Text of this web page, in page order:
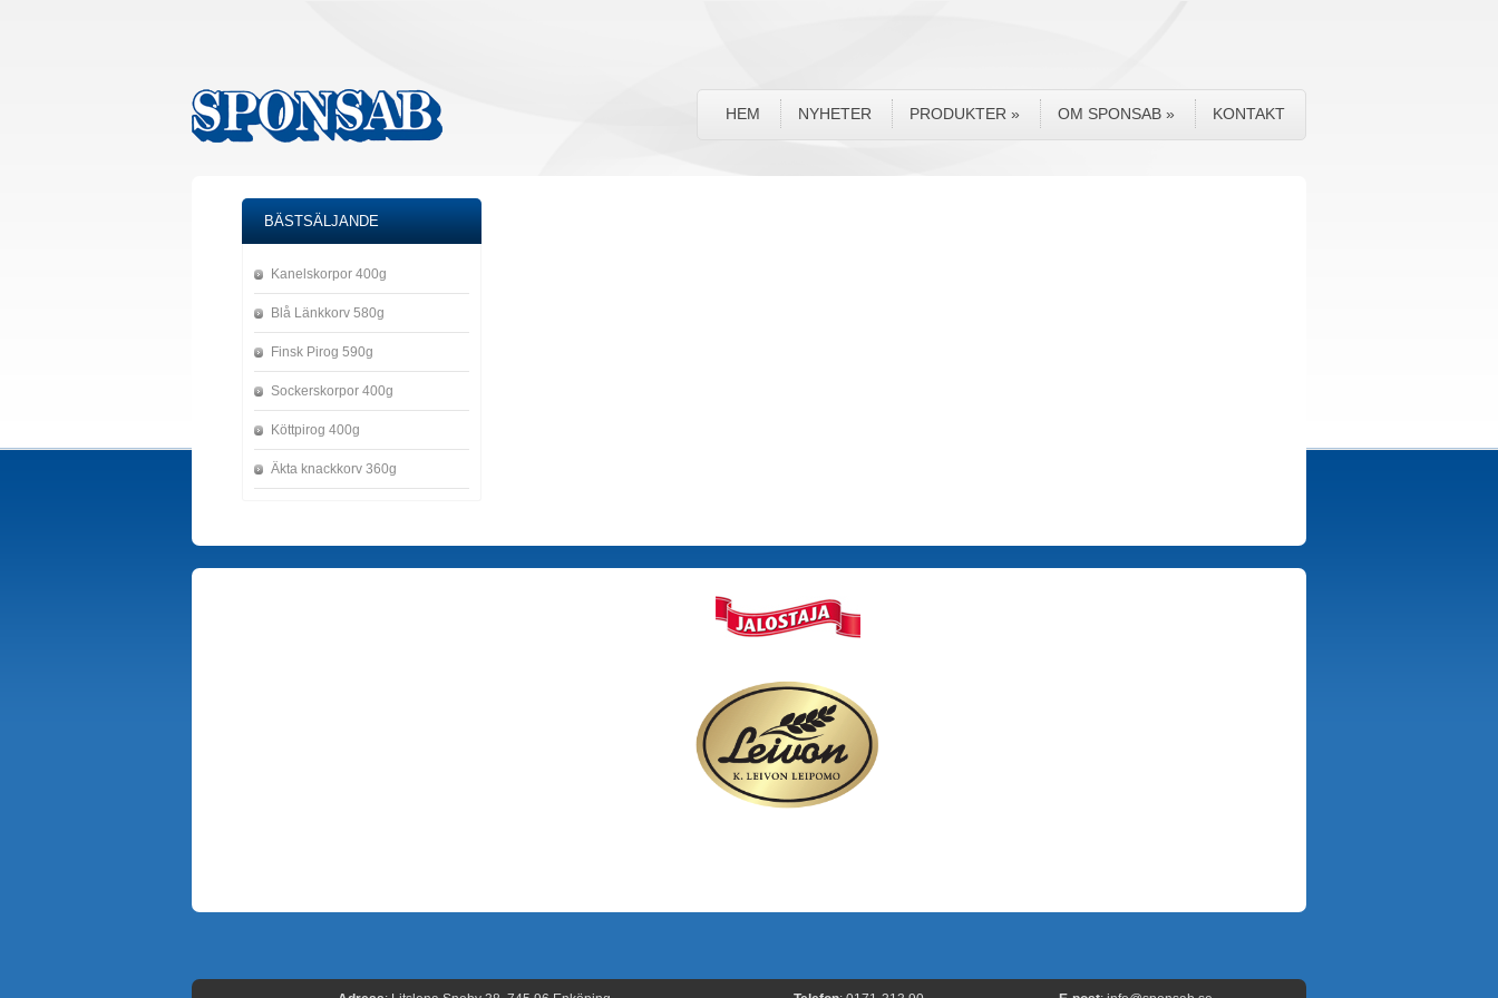
HEM NYHETER PRODUKTER » OM SPONSAB » KONTAKT
BÄSTSÄLJANDE
Kanelskorpor 400g
Blå Länkkorv 580g
Finsk Pirog 590g
Sockerskorpor 400g
Köttpirog 400g
Äkta knackkorv 360g